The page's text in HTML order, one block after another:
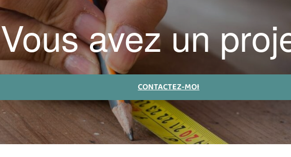
Vous avez un
CONTACTEZ-MOI